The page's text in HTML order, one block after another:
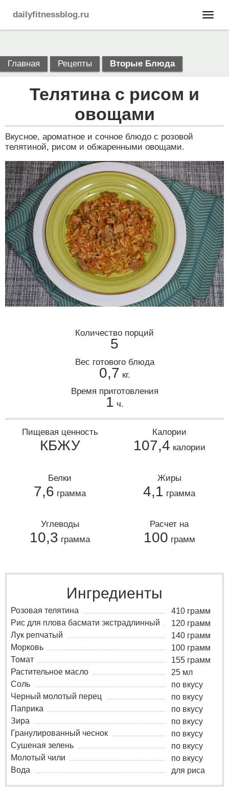
dailyfitnessblog.ru
Главная Рецепты Вторые Блюда
Телятина с рисом и
овощами
Вкусное, ароматное и сочное блюдо с розовой
телятиной, рисом и обжаренными овощами.
Количество порций
5
Вес готового блюда
0,7 кг.
Время приготовления
1 ч.
Пищевая ценность
КБЖУ
Калории
107,4 калории
Белки
7,6 грамма
Жиры
4,1 грамма
Углеводы
10,3 грамма
Расчет на
100 грамм
Ингредиенты
Розовая телятина
410 грамм
Рис для плова басмати экстрадлинный
120 грамм
Лук репчатый
140 грамм
Морковь
100 грамм
Томат
155 грамм
Растительное масло
25 мл
Соль
по вкусу
Черный молотый перец
по вкусу
Паприка
по вкусу
Зира
по вкусу
Гранулированный чеснок
по вкусу
Сушеная зелень
по вкусу
Молотый чили
по вкусу
Вода
для риса